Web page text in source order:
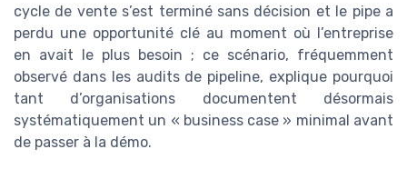
cycle de vente s’est terminé sans décision et le pipe a
perdu une opportunité clé au moment où l’entreprise
en avait le plus besoin ; ce scénario, fréquemment
observé dans les audits de pipeline, explique pourquoi
tant d’organisations documentent désormais
systématiquement un « business case » minimal avant
de passer à la démo.